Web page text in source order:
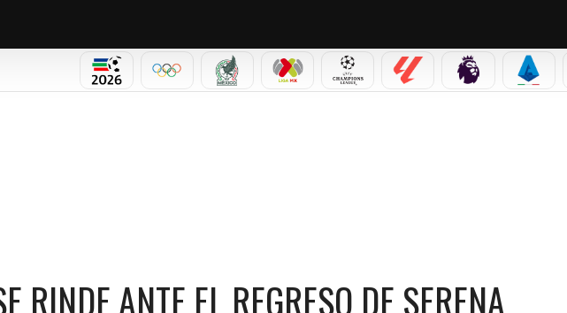
MUNDIAL 2026OLÍMPICOSSELECCIÓN MEXICANA
LIGA MX CHAMPIONS LEAGUE
LALIGA PREMIER LEAGUE
SERIE A
RINDE ANTE EL REGRESO DE SERENA